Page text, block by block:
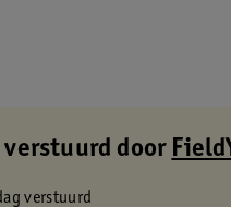
verstuurd door
verstuurd